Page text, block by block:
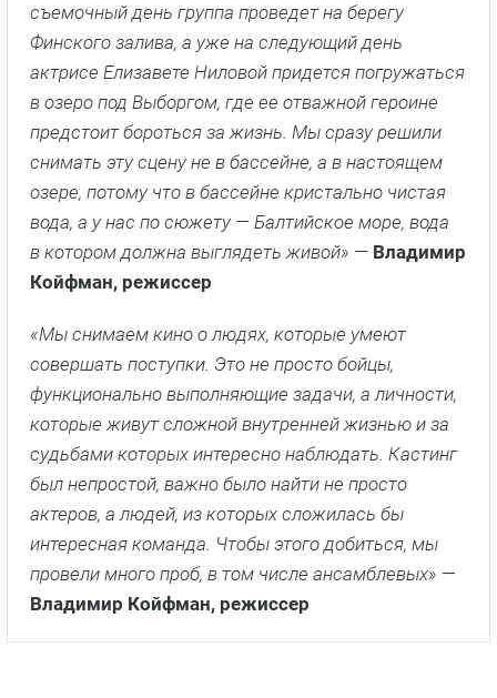
съемочный день группа проведет на берегу
Финского залива, а уже на следующий день
актрисе Елизавете Ниловой придется погружаться
в озеро под Выборгом, где ее отважной героине
предстоит бороться за жизнь. Мы сразу решили
снимать эту сцену не в бассейне, а в настоящем
озере, потому что в бассейне кристально чистая
вода, а у нас по сюжету — Балтийское море, вода
в котором должна выглядеть живой» — Владимир
Койфман, режиссер
«Мы снимаем кино о людях, которые умеют
совершать поступки. Это не просто бойцы,
функционально выполняющие задачи, а личности,
которые живут сложной внутренней жизнью и за
судьбами которых интересно наблюдать. Кастинг
был непростой, важно было найти не просто
актеров, а людей, из которых сложилась бы
интересная команда. Чтобы этого добиться, мы
провели много проб, в том числе ансамблевых» —
Владимир Койфман, режиссер